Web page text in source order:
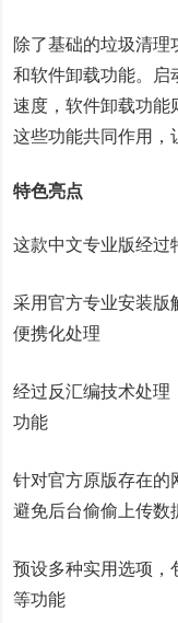
除了基础的垃圾清
和软件卸载功能。启
速度，软件卸载功能
这些功能共同作用，
特色亮点
这款中文专业版经过
采用官方专业安装版
便携化处理
经过反汇编技术处理
功能
针对官方原版存在的
避免后台偷偷上传数
预设多种实用选项，
等功能